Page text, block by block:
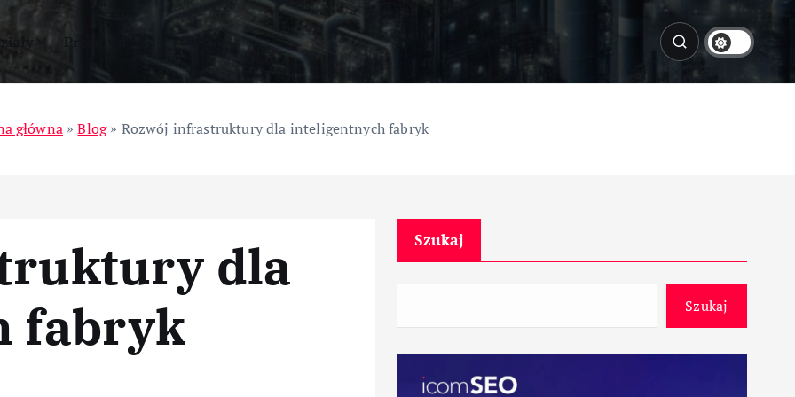
Przemysł
główna»Blog» Rozwój infrastruktury dla inteligentnych fabryk
dla
fabryk
Szukaj
Szukaj